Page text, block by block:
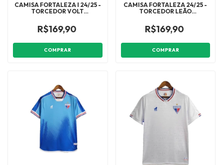
CAMISA FORTALEZA I 24/25 -
TORCEDOR VOLT
VERMELHA COM DETALHES
EM BRANCO
R$169,90
COMPRAR
CAMISA FORTALEZA 24/25 -
TORCEDOR LEÃO
DETALHES EM AZUL E
VERMELHO
R$169,90
COMPRAR